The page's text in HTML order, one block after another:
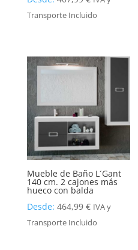
Transporte Incluido
Mueble de Baño L´Gant
140 cm. 2 cajones más
hueco con balda
Desde: 464,99 € IVA y
Transporte Incluido